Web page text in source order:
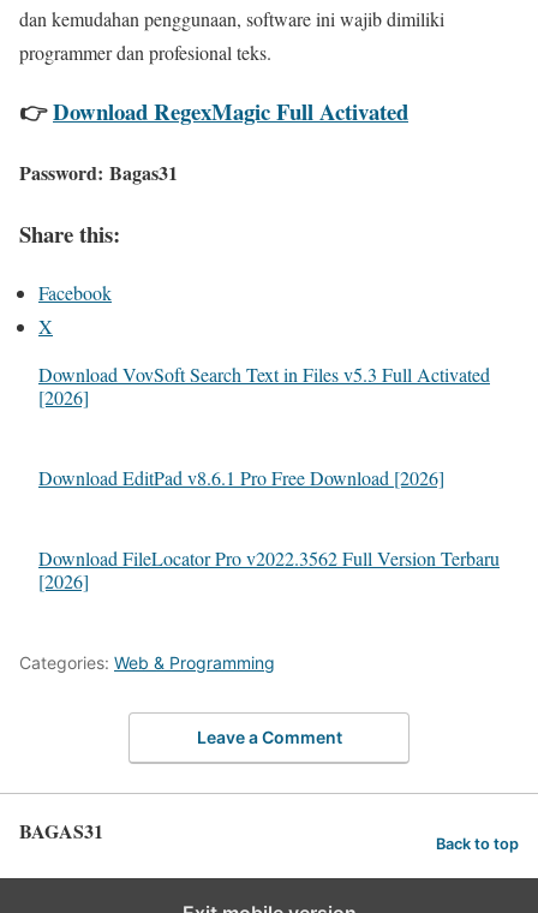
dan kemudahan penggunaan, software ini wajib dimiliki
programmer dan profesional teks.
👉Download RegexMagic Full Activated
Password: Bagas31
Share this:
Facebook
X
Download VovSoft Search Text in Files v5.3 Full Activated
[2026]
Download EditPad v8.6.1 Pro Free Download [2026]
Download FileLocator Pro v2022.3562 Full Version Terbaru
[2026]
Categories: Web & Programming
Leave a Comment
BAGAS31 Back to top